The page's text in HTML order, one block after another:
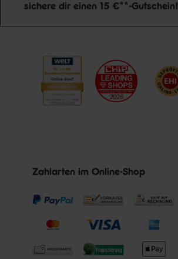
Newsletter Anmeldung
sichere dir einen 15 €**-Gutschein!
Zahlarten im Online-Shop